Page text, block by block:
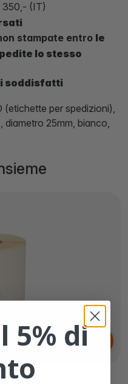
350,- (IT)
stampate entro le
lo stesso
soddisfatti
per spedizioni),
25mm, bianco,
5% di